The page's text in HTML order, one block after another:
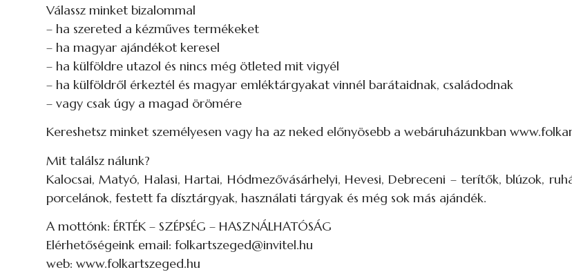
Válassz minket bizalommal
– ha szereted a kézműves termékeket
– ha magyar ajándékot keresel
– ha külföldre utazol és nincs még ötleted mit vigyél
– ha külföldről érkeztél és magyar emléktárgyakat vinnél barátaidnak, családodnak
– vagy csak úgy a magad örömére
Kereshetsz minket személyesen vagy ha az neked előnyösebb a webáruházunkban
Mit találsz nálunk?
Kalocsai, Matyó, Halasi, Hartai, Hódmezővásárhelyi, Hevesi, Debreceni – terítők, blúzok,
porcelánok, festett fa dísztárgyak, használati tárgyak és még sok más ajándék.
A mottónk: ÉRTÉK – SZÉPSÉG – HASZNÁLHATÓSÁG
Elérhetőségeink email: folkartszeged@invitel.hu
web: www.folkartszeged.hu